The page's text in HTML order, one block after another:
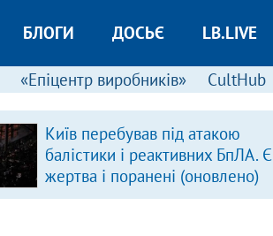
БЛОГИ ДОСЬЄ LB.LIVE
«Епіцентр виробників» CultHub
Київ перебував під атакою
балістики і реактивних БпЛА. Є
жертва і поранені (оновлено)